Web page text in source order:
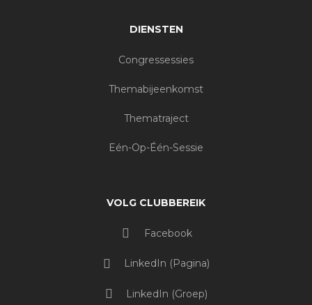
DIENSTEN
Congressessies
Themabijeenkomst
Thematraject
Eén-Op-Één-Sessie
VOLG CLUBBEREIK
Facebook
LinkedIn (pagina)
LinkedIn (groep)